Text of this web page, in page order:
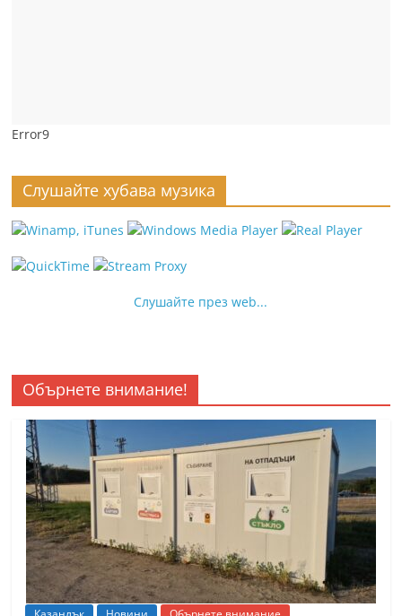
Error9
Слушайте хубава музика
Слушайте през web...
Обърнете внимание!